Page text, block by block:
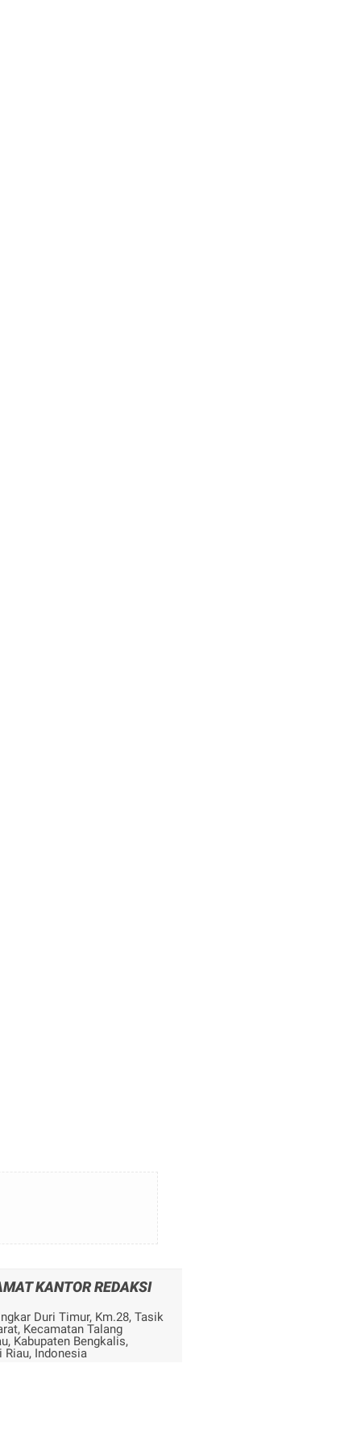
KANTOR REDAKSI
Duri Timur, Km.28, Tasik
Kecamatan Talang
Kabupaten Bengkalis,
Riau, Indonesia